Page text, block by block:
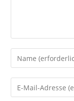
Gib
deinen
Namen
oder
Gib
deine